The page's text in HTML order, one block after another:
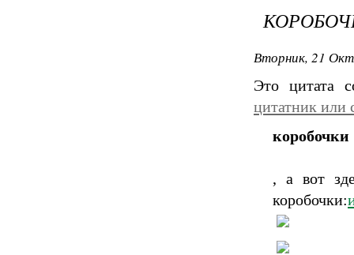
Вторник, 21
Это цитата
цитатник или
коробочки
, а вот
коробочки: